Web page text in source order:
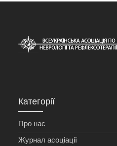
Категорії
Про нас
Журнал асоціації